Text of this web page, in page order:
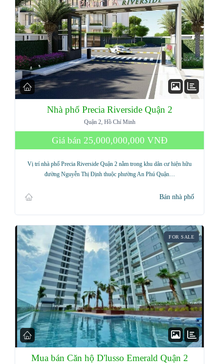
Nhà phố Precia Riverside Quận 2
Quận 2, Hồ Chí Minh
Giá bán 25,000,000,000 VNĐ
Vị trí nhà phố Precia Riverside Quận 2 nằm trong khu dân cư hiện hữu
đường Nguyễn Thị Định thuộc phường An Phú Quận…
Bán nhà phố
FOR SALE
Mua bán Căn hộ D'lusso Emerald Quận 2